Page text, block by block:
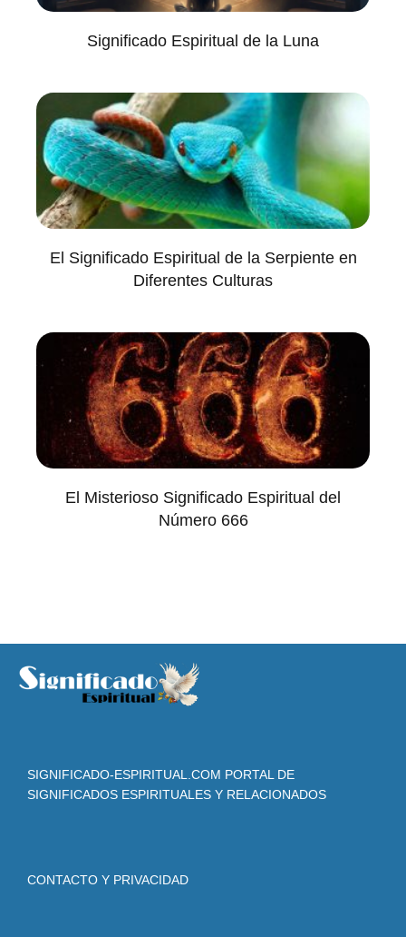
Significado Espiritual de la Luna
El Significado Espiritual de la Serpiente en
Diferentes Culturas
El Misterioso Significado Espiritual del
Número 666
SIGNIFICADO-ESPIRITUAL.COM PORTAL DE
SIGNIFICADOS ESPIRITUALES Y RELACIONADOS
CONTACTO Y PRIVACIDAD